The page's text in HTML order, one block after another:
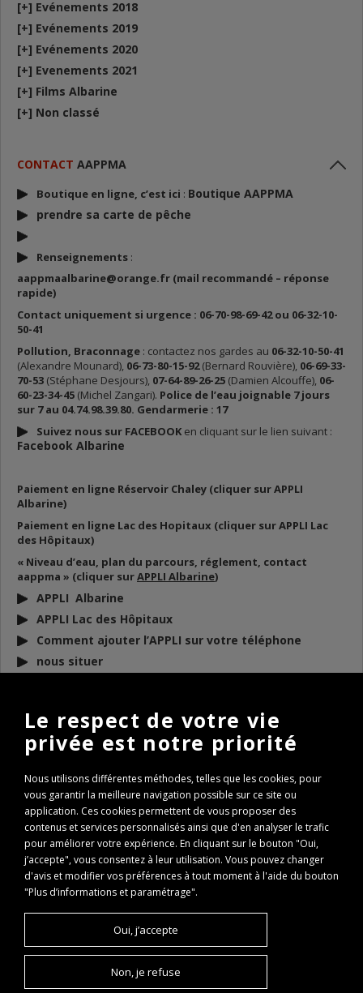
[+] Evénements 2018
[+] Evénements 2019
[+] Evénements 2020
[+] Evenements 2021
[+] Films Albarine
[+] Non classé
CONTACT AAPPMA
Boutique en ligne, c’est ici : Boutique AAPPMA
prendre sa carte de pêche
Renseignements :
aappmaalbarine@orange.fr (mail recommandé – réponse
rapide)
Contact uniquement si urgence : 06-70-98-69-42 ou 06-32-10-
50-41
Pollution, Braconnage : contactez nos gardes au 06-32-10-50-41
(Alexandre Mounard), 06-73-80-15-92(Bernard Rouvière), 06-69-33-
70-53 (Stéphane Desjours), 07-64-89-26-25 (Damien Alcouffe), 06-
60-23-34-45 (Michel Zangari). Police de l’eau joignable 7 jours
sur 7 au 04.74.98.39.80. Gendarmerie : 17
Suivez nous sur FACEBOOK en cliquant sur le lien suivant :
Facebook Albarine
Paiement en ligne Réservoir Chaley (cliquer sur APPLI
Albarine)
Paiement en ligne Lac des Hopitaux (cliquer sur APPLI Lac
des Hôpitaux)
« Niveau d’eau, plan du parcours, réglement, contact
aappma » (cliquer surAPPLI Albarine)
APPLI Albarine
APPLI Lac des Hôpitaux
Comment ajouter l’APPLI sur votre téléphone
nous situer
DOCUMENTS À TÉLÉCHARGER
BULLETIN D’INFO 2026
ARP 2026
Conseils de remise à l’eau des poissons
Règlementation Lac des Hôpitaux 2026
Fenêtre de capture Brochet
Expertise Travaux Torcieu 2022
PASS REGION : comment l’obtenir ?
PASS REGION Remboursement
©AAPPMA Vallée de l'Albarine
Le respect de votre vie
privée est notre priorité
Nous utilisons différentes méthodes, telles que les cookies, pour
vous garantir la meilleure navigation possible sur ce site ou
application. Ces cookies permettent de vous proposer des
contenus et services personnalisés ainsi que d'en analyser le trafic
pour améliorer votre expérience. En cliquant sur le bouton "Oui,
j’accepte", vous consentez à leur utilisation. Vous pouvez changer
d'avis et modifier vos préférences à tout moment à l'aide du bouton
"Plus d’informations et paramétrage".
Oui, j’accepte
Non, je refuse